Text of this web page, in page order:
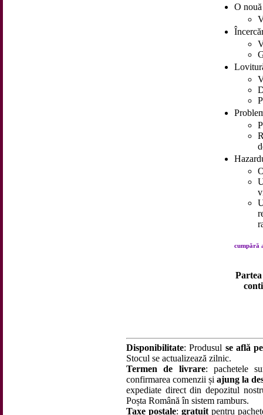
O
cumpără
Disponibilitate: Produsul se află
Stocul se actualizează zilnic.
Termen de livrare: pachetele
confirmarea comenzii șiajung la
expediate direct din depozitul
Poșta Română în sistem ramburs.
Taxe poștale: gratuitpentru